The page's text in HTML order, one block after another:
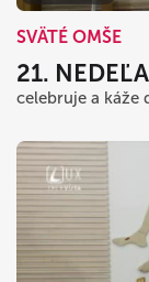
SVÄTÉ OMŠE
21.
celebruje a káže